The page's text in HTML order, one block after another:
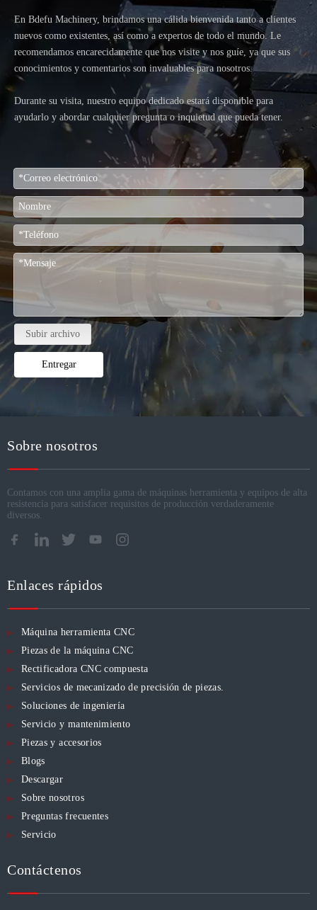
En Bdefu Machinery, brindamos una cálida bienvenida tanto a clientes
nuevos como existentes, así como a expertos de todo el mundo. Le
recomendamos encarecidamente que nos visite y nos guíe, ya que sus
conocimientos y comentarios son invaluables para nosotros.
Durante su visita, nuestro equipo dedicado estará disponible para
ayudarlo y abordar cualquier pregunta o inquietud que pueda tener.
Subir archivo
Entregar
Sobre nosotros
Contamos con una amplia gama de máquinas herramienta y equipos de alta
resistencia para satisfacer requisitos de producción verdaderamente
diversos.
Enlaces rápidos
Máquina herramienta CNC
Piezas de la máquina CNC
Rectificadora CNC compuesta
Servicios de mecanizado de precisión de piezas.
Soluciones de ingeniería
Servicio y mantenimiento
Piezas y accesorios
Blogs
Descargar
Sobre nosotros
Preguntas frecuentes
Servicio
Contáctenos